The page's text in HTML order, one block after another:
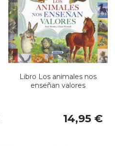
Libro Los animales nos
enseñan valores
14,95 €